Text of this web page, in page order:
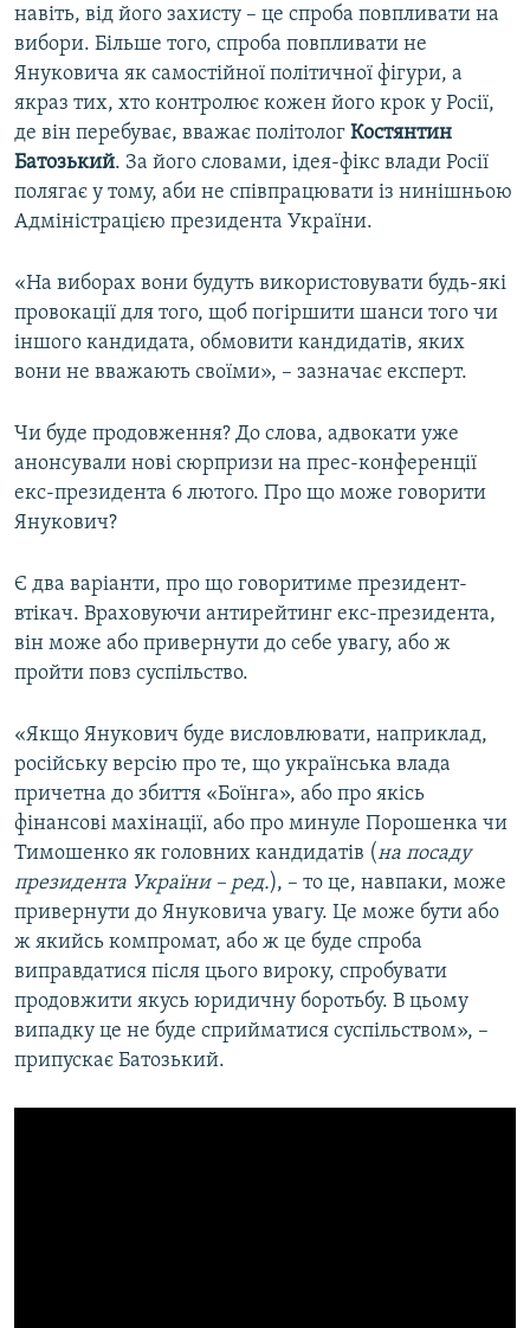
навіть, від його захисту – це спроба повпливати на
вибори. Більше того, спроба повпливати не
Януковича як самостійної політичної фігури, а
якраз тих, хто контролює кожен його крок у Росії,
де він перебуває, вважає політолог Костянтин
Батозький. За його словами, ідея-фікс влади Росії
полягає у тому, аби не співпрацювати із нинішньою
Адміністрацією президента України.
«На виборах вони будуть використовувати будь-які
провокації для того, щоб погіршити шанси того чи
іншого кандидата, обмовити кандидатів, яких
вони не вважають своїми», – зазначає експерт.
Чи буде продовження? До слова, адвокати уже
анонсували нові сюрпризи на прес-конференції
екс-президента 6 лютого. Про що може говорити
Янукович?
Є два варіанти, про що говоритиме президент-
втікач. Враховуючи антирейтинг екс-президента,
він може або привернути до себе увагу, або ж
пройти повз суспільство.
«Якщо Янукович буде висловлювати, наприклад,
російську версію про те, що українська влада
причетна до збиття «Боїнга», або про якісь
фінансові махінації, або про минуле Порошенка чи
Тимошенко як головних кандидатів (на посаду
президента України – ред.), – то це, навпаки, може
привернути до Януковича увагу. Це може бути або
ж якийсь компромат, або ж це буде спроба
виправдатися після цього вироку, спробувати
продовжити якусь юридичну боротьбу. В цьому
випадку це не буде сприйматися суспільством», –
припускає Батозький.